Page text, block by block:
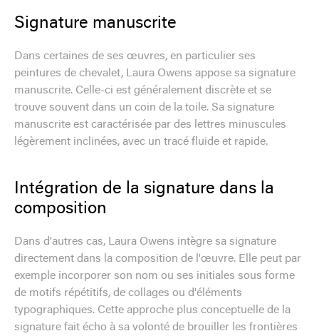
Signature manuscrite
Dans certaines de ses œuvres, en particulier ses
peintures de chevalet, Laura Owens appose sa signature
manuscrite. Celle-ci est généralement discrète et se
trouve souvent dans un coin de la toile. Sa signature
manuscrite est caractérisée par des lettres minuscules
légèrement inclinées, avec un tracé fluide et rapide.
Intégration de la signature dans la
composition
Dans d'autres cas, Laura Owens intègre sa signature
directement dans la composition de l'œuvre. Elle peut par
exemple incorporer son nom ou ses initiales sous forme
de motifs répétitifs, de collages ou d'éléments
typographiques. Cette approche plus conceptuelle de la
signature fait écho à sa volonté de brouiller les frontières